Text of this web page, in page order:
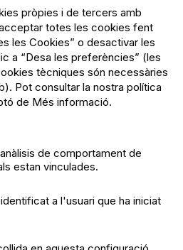
de les activitats
els col·lectius
pròpies i de tercers amb
totes les cookies fent
les Cookies” o desactivar les
a “Desa les preferències” (les
tècniques són necessàries
Pot consultar la nostra política
de Més informació.
de comportament de
estan vinculades.
a l'usuari que ha iniciat